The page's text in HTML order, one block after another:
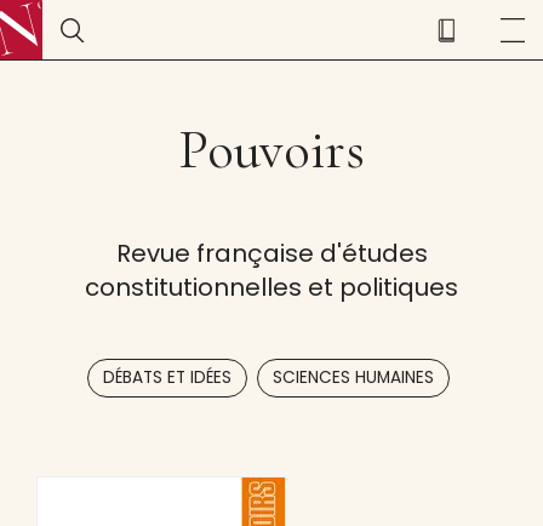
Pouvoirs
Revue française d'études
constitutionnelles et politiques
DÉBATS ET IDÉES SCIENCES HUMAINES